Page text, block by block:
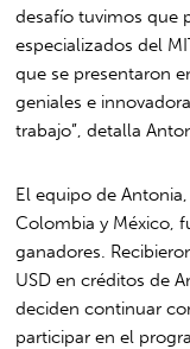
desafío tuvimos que
especializados del
que se presentaron
geniales e
trabajo”, detalla
El equipo de
Colombia y México,
ganadores.
USD en créditos de
deciden continuar
participar en el